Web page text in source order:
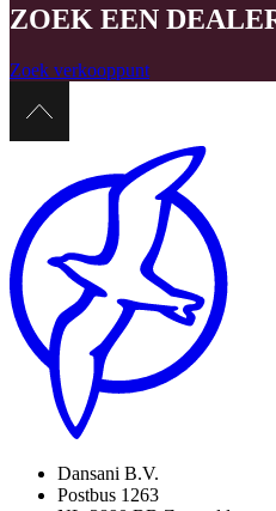
ZOEK EEN
Zoek verkooppunt
Dansani B.V.
Postbus 1263